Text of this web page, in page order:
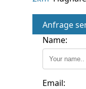
Anfrage
Name:
Email: